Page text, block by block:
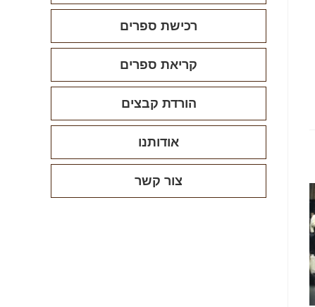
רכישת ספרים
קריאת ספרים
הורדת קבצים
אודותנו
צור קשר